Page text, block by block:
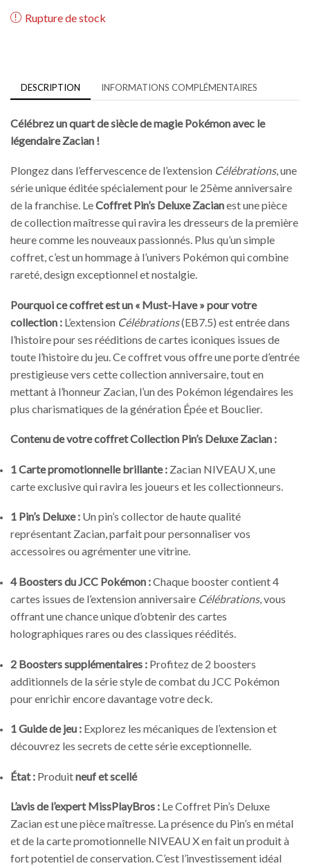
Rupture de stock
DESCRIPTION INFORMATIONS COMPLÉMENTAIRES
Célébrez un quart de siècle de magie Pokémon avec le
légendaire Zacian !
Plongez dans l’effervescence de l’extension Célébrations, une
série unique éditée spécialement pour le 25ème anniversaire
de la franchise. LeCoffret Pin’s Deluxe Zacianest une pièce
de collection maîtresse qui ravira les dresseurs de la première
heure comme les nouveaux passionnés. Plus qu’un simple
coffret, c’est un hommage à l’univers Pokémon qui combine
rareté, design exceptionnel et nostalgie.
Pourquoi ce coffret est un « Must-Have » pour votre
collection : L’extension Célébrations(EB7.5) est entrée dans
l’histoire pour ses rééditions de cartes iconiques issues de
toute l’histoire du jeu. Ce coffret vous offre une porte d’entrée
prestigieuse vers cette collection anniversaire, tout en
mettant à l’honneur Zacian, l’un des Pokémon légendaires les
plus charismatiques de la génération Épée et Bouclier.
Contenu de votre coffret Collection Pin’s Deluxe Zacian :
1 Carte promotionnelle brillante : Zacian NIVEAU X, une
carte exclusive qui ravira les joueurs et les collectionneurs.
1 Pin’s Deluxe : Un pin’s collector de haute qualité
représentant Zacian, parfait pour personnaliser vos
accessoires ou agrémenter une vitrine.
4 Boosters du JCC Pokémon :Chaque booster contient 4
cartes issues de l’extension anniversaire Célébrations, vous
offrant une chance unique d’obtenir des cartes
holographiques rares ou des classiques réédités.
2 Boosters supplémentaires : Profitez de 2 boosters
additionnels de la série style de combat du JCC Pokémon
pour enrichir encore davantage votre deck.
1 Guide de jeu : Explorez les mécaniques de l’extension et
découvrez les secrets de cette série exceptionnelle.
État : Produitneuf et scellé
L’avis de l’expert MissPlayBros : Le Coffret Pin’s Deluxe
Zacian est une pièce maîtresse. La présence du Pin’s en métal
et de la carte promotionnelle NIVEAU X en fait un produit à
fort potentiel de conservation. C’est l’investissement idéal